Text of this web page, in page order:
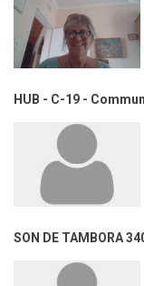
HUB - C-19 -
SON DE TAMBORA